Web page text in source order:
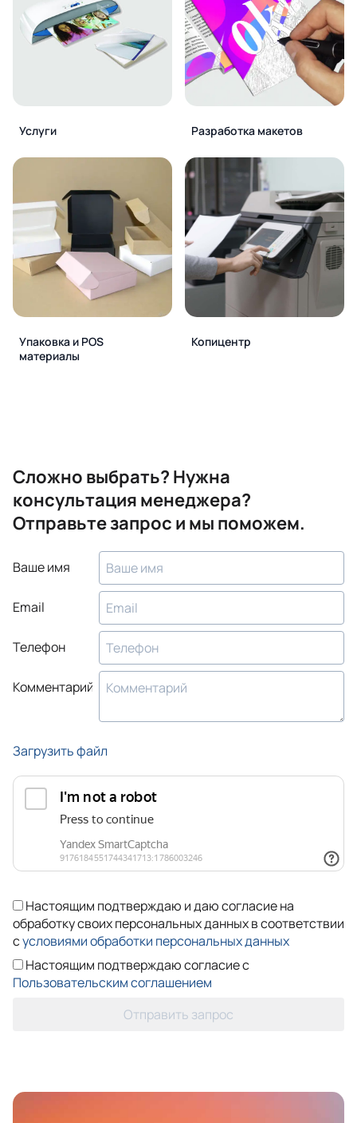
Услуги Разработка макетов
Упаковка и POS
материалы
Копицентр
Сложно выбрать? Нужна
консультация менеджера?
Отправьте запрос и мы поможем.
Ваше имя
Email
Телефон
Комментарий
Загрузить файл
Настоящим подтверждаю и даю согласие на
обработку своих персональных данных в соответствии
сусловиями обработки персональных данных
Настоящим подтверждаю согласие с
Пользовательским соглашением
Отправить запрос